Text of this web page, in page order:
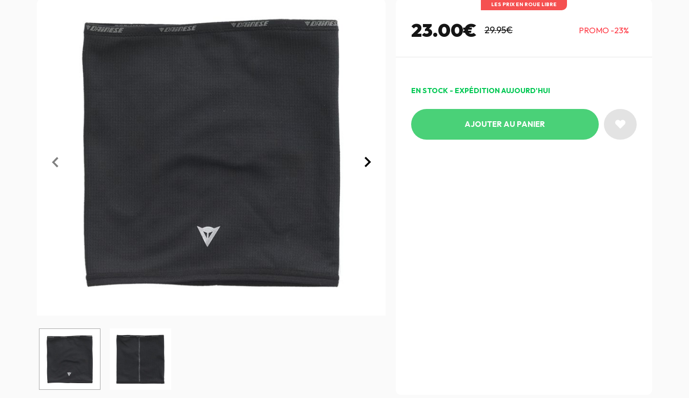
LES PRIX EN ROUE LIBRE
23.00€ 29.95€ PROMO -23%
EN STOCK - EXPÉDITION AUJOURD'HUI
AJOUTER AU PANIER